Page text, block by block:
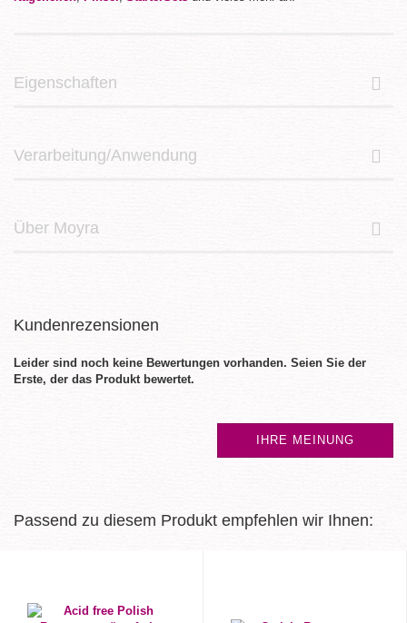
Eigenschaften
Verarbeitung/Anwendung
Über Moyra
Kundenrezensionen
Leider sind noch keine Bewertungen vorhanden. Seien Sie der
Erste, der das Produkt bewertet.
IHRE MEINUNG
Passend zu diesem Produkt empfehlen wir Ihnen: